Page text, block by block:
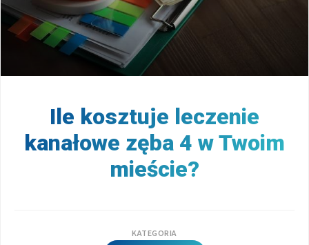
Ile kosztuje leczenie
kanałowe zęba 4 w Twoim
mieście?
KATEGORIA